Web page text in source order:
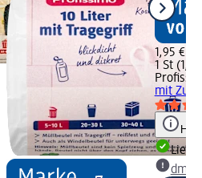
1,95 €
1 St
mit
dm